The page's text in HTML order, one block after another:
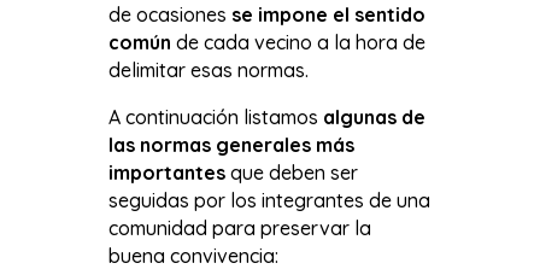
de ocasiones se impone el sentido
común de cada vecino a la hora de
delimitar esas normas.
A continuación listamos algunas de
las normas generales más
importantesque deben ser
seguidas por los integrantes de una
comunidad para preservar la
buena convivencia: